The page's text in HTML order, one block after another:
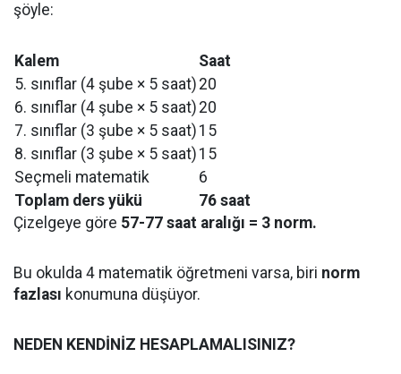
şöyle:
Kalem
Saat
5. sınıflar (4 şube × 5 saat) 20
6. sınıflar (4 şube × 5 saat) 20
7. sınıflar (3 şube × 5 saat) 15
8. sınıflar (3 şube × 5 saat) 15
Seçmeli matematik
6
Toplam ders yükü
76 saat
Çizelgeye göre 57-77 saat aralığı = 3 norm.
Bu okulda 4 matematik öğretmeni varsa, biri norm
fazlası konumuna düşüyor.
NEDEN KENDİNİZ HESAPLAMALISINIZ?